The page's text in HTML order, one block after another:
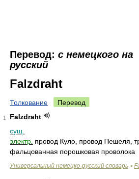
Перевод: с немецкого на
русский
Falzdraht
Толкование Перевод
1
Falzdraht
сущ.
электр. провод Куло, провод Пешеля,
фальцованная порошковая проволока
Универсальный немецко-русский словарь >